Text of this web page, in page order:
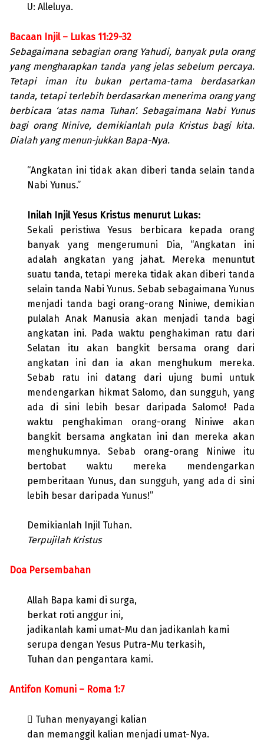
U: Alleluya.
Bacaan Injil – Lukas 11:29-32
Sebagaimana sebagian orang Yahudi, banyak pula orang
yang mengharapkan tanda yang jelas sebelum percaya.
Tetapi iman itu bukan pertama-tama berdasarkan
tanda, tetapi terlebih berdasarkan menerima orang yang
berbicara ‘atas nama Tuhan’. Sebagaimana Nabi Yunus
bagi orang Ninive, demikianlah pula Kristus bagi kita.
Dialah yang menun-jukkan Bapa-Nya.
“Angkatan ini tidak akan diberi tanda selain tanda
Nabi Yunus.”
Inilah Injil Yesus Kristus menurut Lukas:
Sekali peristiwa Yesus berbicara kepada orang
banyak yang mengerumuni Dia, “Angkatan ini
adalah angkatan yang jahat. Mereka menuntut
suatu tanda, tetapi mereka tidak akan diberi tanda
selain tanda Nabi Yunus. Sebab sebagaimana Yunus
menjadi tanda bagi orang-orang Niniwe, demikian
pulalah Anak Manusia akan menjadi tanda bagi
angkatan ini. Pada waktu penghakiman ratu dari
Selatan itu akan bangkit bersama orang dari
angkatan ini dan ia akan menghukum mereka.
Sebab ratu ini datang dari ujung bumi untuk
mendengarkan hikmat Salomo, dan sungguh, yang
ada di sini lebih besar daripada Salomo! Pada
waktu penghakiman orang-orang Niniwe akan
bangkit bersama angkatan ini dan mereka akan
menghukumnya. Sebab orang-orang Niniwe itu
bertobat waktu mereka mendengarkan
pemberitaan Yunus, dan sungguh, yang ada di sini
lebih besar daripada Yunus!”
Demikianlah Injil Tuhan.
Terpujilah Kristus
Doa Persembahan
Allah Bapa kami di surga,
berkat roti anggur ini,
jadikanlah kami umat-Mu dan jadikanlah kami
serupa dengan Yesus Putra-Mu terkasih,
Tuhan dan pengantara kami.
Antifon Komuni – Roma 1:7
 Tuhan menyayangi kalian
dan memanggil kalian menjadi umat-Nya.